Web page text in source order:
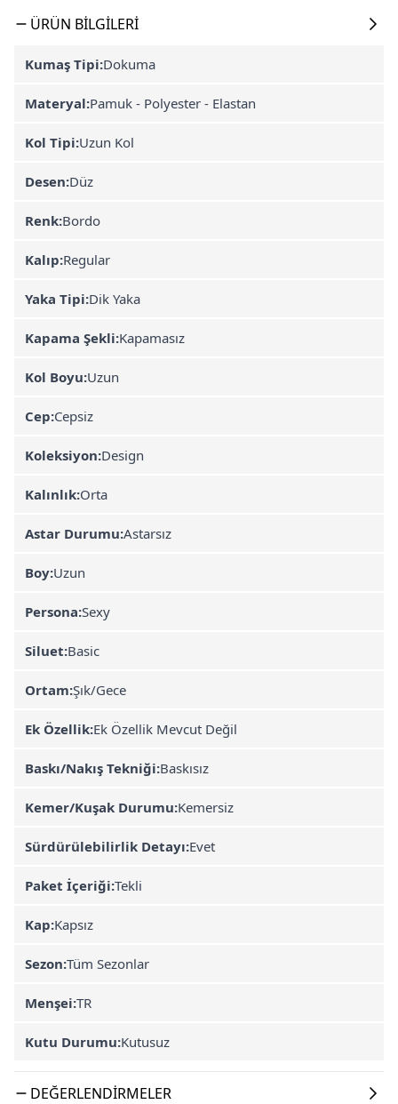
ÜRÜN BILGILERI
Kumaş Tipi:Dokuma
Materyal:Pamuk - Polyester - Elastan
Kol Tipi:Uzun Kol
Desen:Düz
Renk:Bordo
Kalıp:Regular
Yaka Tipi:Dik Yaka
Kapama Şekli:Kapamasız
Kol Boyu:Uzun
Cep:Cepsiz
Koleksiyon:Design
Kalınlık:Orta
Astar Durumu:Astarsız
Boy:Uzun
Persona:Sexy
Siluet:Basic
Ortam:Şık/Gece
Ek Özellik:Ek Özellik Mevcut Değil
Baskı/Nakış Tekniği:Baskısız
Kemer/Kuşak Durumu:Kemersiz
Sürdürülebilirlik Detayı:Evet
Paket İçeriği:Tekli
Kap:Kapsız
Sezon:Tüm Sezonlar
Menşei:TR
Kutu Durumu:Kutusuz
DEĞERLENDIRMELER